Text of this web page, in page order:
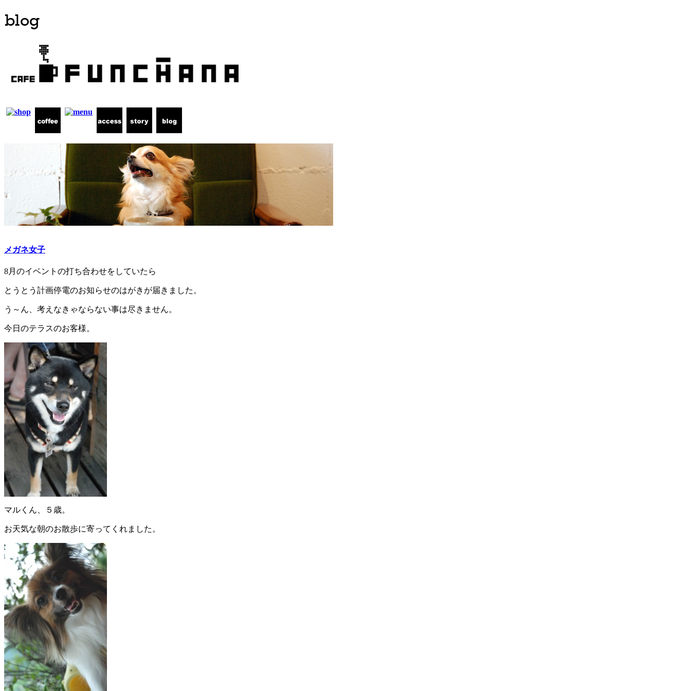
メガネ女子
8月のイベントの打ち合わせをしていたら
とうとう計画停電のお知らせのはがきが届きました。
う～ん、考えなきゃならない事は尽きません。
今日のテラスのお客様。
マルくん、５歳。
お天気な朝のお散歩に寄ってくれました。